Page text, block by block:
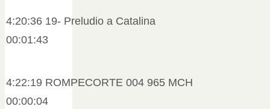
4:20:36 19- Preludio a Catalina
00:01:43
4:22:19 ROMPECORTE 004 965 MCH
00:00:04